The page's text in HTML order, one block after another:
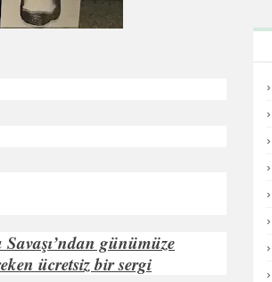
günümüze
ücretsiz bir sergi